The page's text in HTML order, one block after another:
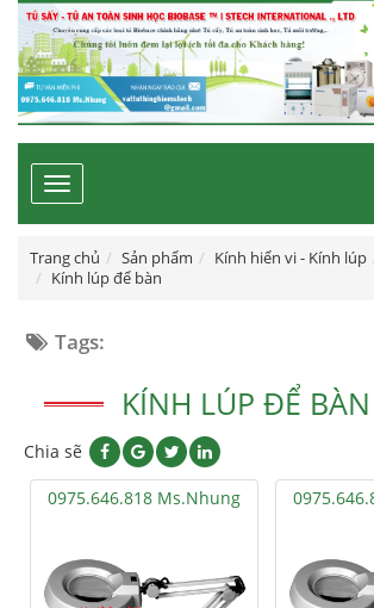
Toggle
navigation
Trang chủ Sản phẩm Kính hiển vi - Kính lúp
Kính lúp để bàn
Tags:
KÍNH LÚP ĐỂ
Chia sẽ
0975.646.818 Ms.Nhung